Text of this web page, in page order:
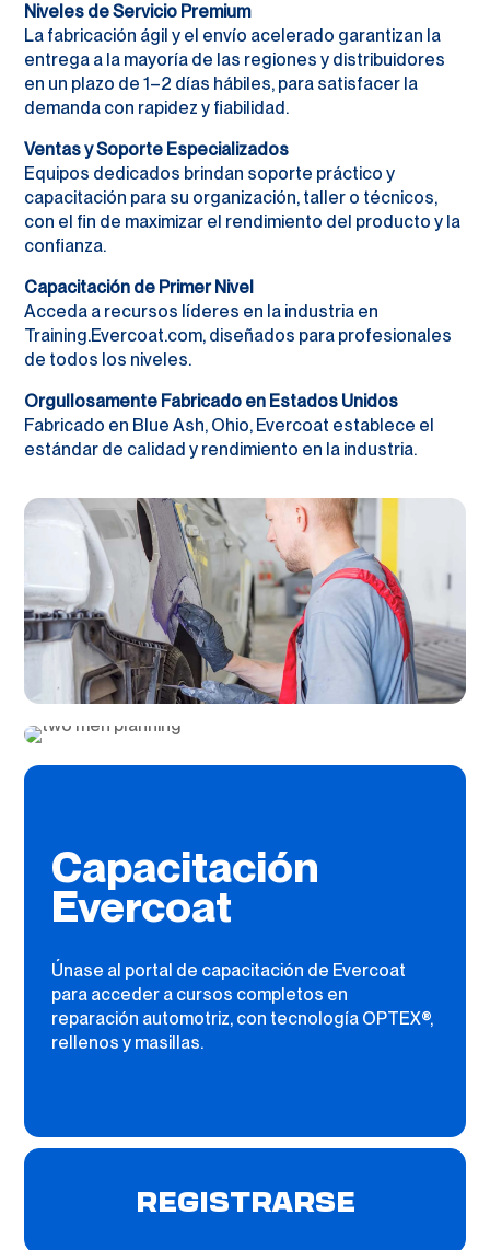
Niveles de Servicio Premium
La fabricación ágil y el envío acelerado garantizan la
entrega a la mayoría de las regiones y distribuidores
en un plazo de 1–2 días hábiles, para satisfacer la
demanda con rapidez y fiabilidad.
Ventas y Soporte Especializados
Equipos dedicados brindan soporte práctico y
capacitación para su organización, taller o técnicos,
con el fin de maximizar el rendimiento del producto y la
confianza.
Capacitación de Primer Nivel
Acceda a recursos líderes en la industria en
Training.Evercoat.com, diseñados para profesionales
de todos los niveles.
Orgullosamente Fabricado en Estados Unidos
Fabricado en Blue Ash, Ohio, Evercoat establece el
estándar de calidad y rendimiento en la industria.
Capacitación
Evercoat
Únase al portal de capacitación de Evercoat
para acceder a cursos completos en
reparación automotriz, con tecnología OPTEX®,
rellenos y masillas.
REGISTRARSE